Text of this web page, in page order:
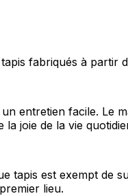
fabriqués à
entretien facile. Le
joie de la vie
tapis est exempt
lieu.